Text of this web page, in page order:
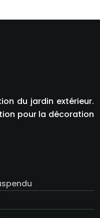
du jardin extérieur.
pour la décoration